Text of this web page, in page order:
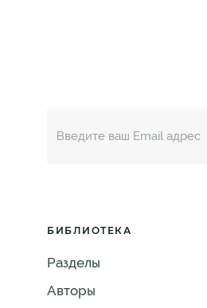
БИБЛИОТЕКА
Разделы
Авторы